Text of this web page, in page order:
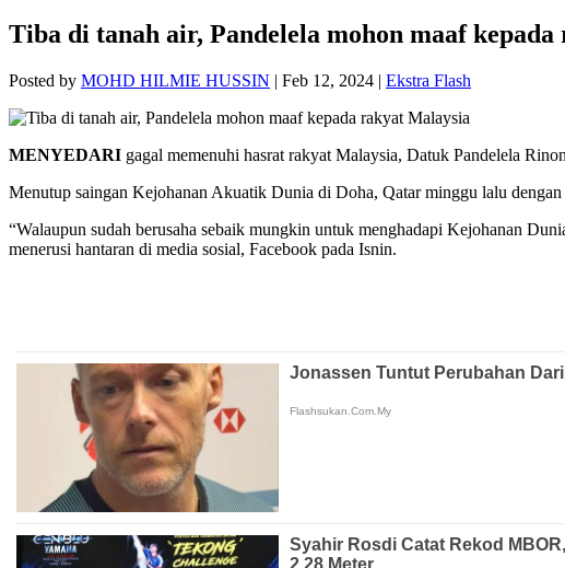
Tiba di tanah air, Pandelela mohon maaf
Posted by MOHD HILMIE HUSSIN | Feb 12, 2024 | Ekstra Flash
MENYEDARI gagal memenuhi hasrat rakyat Malaysia, Datuk Pandelela
Menutup saingan Kejohanan Akuatik Dunia di Doha, Qatar minggu lalu
“Walaupun sudah berusaha sebaik mungkin untuk menghadapi Kejohanan
menerusi hantaran di media sosial, Facebook pada Isnin.